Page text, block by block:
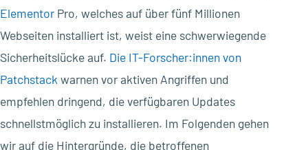
Elementor Pro, welches auf über fünf Millionen
Webseiten installiert ist, weist eine schwerwiegende
Sicherheitslücke auf. Die IT-Forscher:innen von
Patchstack warnen vor aktiven Angriffen und
empfehlen dringend, die verfügbaren Updates
schnellstmöglich zu installieren. Im Folgenden gehen
wir auf die Hintergründe, die betroffenen